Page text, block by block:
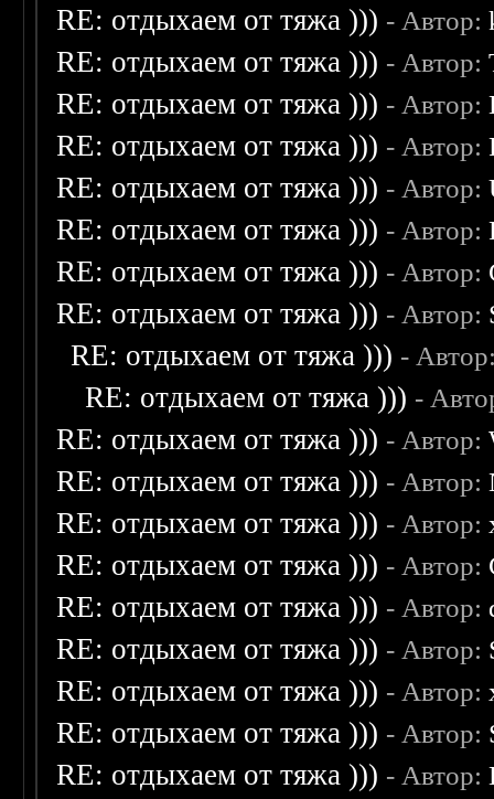
RE: отдыхаем от тяжа ))) - Автор:
RE: отдыхаем от тяжа ))) - Автор:
RE: отдыхаем от тяжа ))) - Автор:
RE: отдыхаем от тяжа ))) - Автор:
RE: отдыхаем от тяжа ))) - Автор:
RE: отдыхаем от тяжа ))) - Автор:
RE: отдыхаем от тяжа ))) - Автор:
RE: отдыхаем от тяжа ))) - Автор:
RE: отдыхаем от тяжа ))) -
RE: отдыхаем от тяжа ))) -
RE: отдыхаем от тяжа ))) - Автор:
RE: отдыхаем от тяжа ))) - Автор:
RE: отдыхаем от тяжа ))) - Автор:
RE: отдыхаем от тяжа ))) - Автор:
RE: отдыхаем от тяжа ))) - Автор:
RE: отдыхаем от тяжа ))) - Автор:
RE: отдыхаем от тяжа ))) - Автор:
RE: отдыхаем от тяжа ))) - Автор:
RE: отдыхаем от тяжа ))) - Автор: